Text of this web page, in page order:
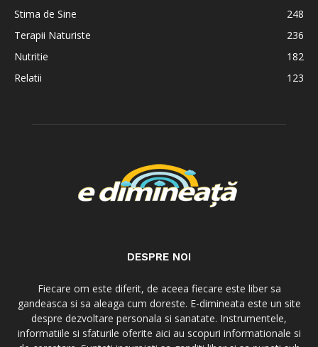
Stima de Sine
248
Terapii Naturiste
236
Nutritie
182
Relatii
123
DESPRE NOI
Fiecare om este diferit, de aceea fiecare este liber sa
gandeasca si sa aleaga cum doreste. E-dimineata este un site
despre dezvoltare personala si sanatate. Instrumentele,
informatiile si sfaturile oferite aici au scopuri informationale si